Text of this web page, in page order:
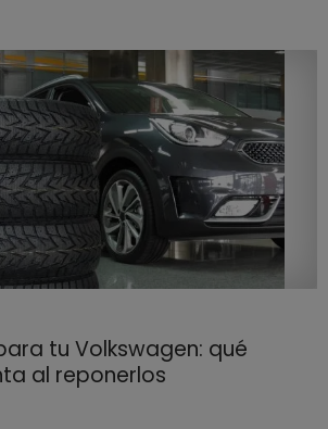
tu Volkswagen: qué
al reponerlos